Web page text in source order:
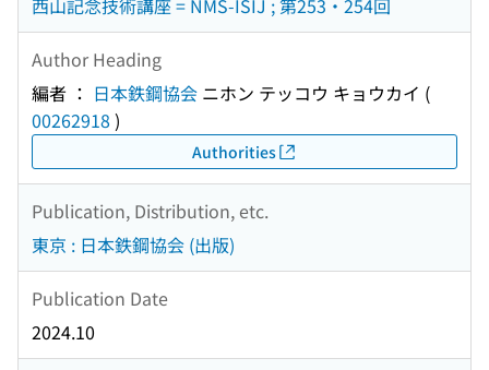
西山記念技術講座 = NMS-ISIJ ; 第253・254回
Author Heading
編者 ： 日本鉄鋼協会 ニホン テッコウ キョウカイ (
00262918 )
Authorities
Publication, Distribution, etc.
東京 : 日本鉄鋼協会 (出版)
Publication Date
2024.10